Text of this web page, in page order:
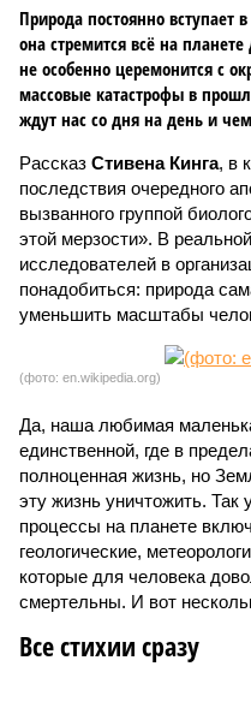
Природа постоянно вступает
она стремится всё на
не особенно церемонится с
массовые катастрофы в
ждут нас со дня на день и чем
Рассказ Стивена Кинга, в
последствия очередного
вызванного группой
этой мерзости». В
исследователей в
понадобиться: природа
уменьшить масштабы
(фото: en.wikipedia.org)
Да, наша любимая
единственной, где в
полноценная жизнь, но
эту жизнь уничтожить.
процессы на планете
геологические,
которые для человека
смертельны. И вот
Все стихии сразу